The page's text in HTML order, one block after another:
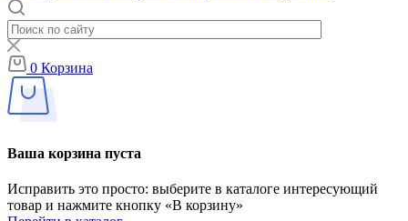
0 Корзина
Ваша корзина пуста
Исправить это просто: выберите в каталоге интересующий
товар и нажмите кнопку «В корзину»